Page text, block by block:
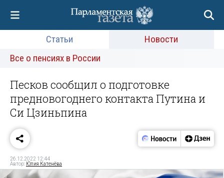
Статьи
Новости
Все о пенсиях в России
Песков сообщил о подготовке
предновогоднего контакта Путина и
Си Цзиньпина
26.12.2022 12:44
Автор: Юлия Катенёва